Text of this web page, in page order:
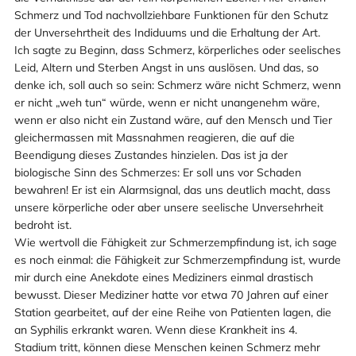
Schmerz und Tod nachvollziehbare Funktionen für den Schutz
der Unversehrtheit des Indiduums und die Erhaltung der Art.
Ich sagte zu Beginn, dass Schmerz, körperliches oder seelisches
Leid, Altern und Sterben Angst in uns auslösen. Und das, so
denke ich, soll auch so sein: Schmerz wäre nicht Schmerz, wenn
er nicht „weh tun“ würde, wenn er nicht unangenehm wäre,
wenn er also nicht ein Zustand wäre, auf den Mensch und Tier
gleichermassen mit Massnahmen reagieren, die auf die
Beendigung dieses Zustandes hinzielen. Das ist ja der
biologische Sinn des Schmerzes: Er soll uns vor Schaden
bewahren! Er ist ein Alarmsignal, das uns deutlich macht, dass
unsere körperliche oder aber unsere seelische Unversehrheit
bedroht ist.
Wie wertvoll die Fähigkeit zur Schmerzempfindung ist, ich sage
es noch einmal: die Fähigkeit zur Schmerzempfindung ist, wurde
mir durch eine Anekdote eines Mediziners einmal drastisch
bewusst. Dieser Mediziner hatte vor etwa 70 Jahren auf einer
Station gearbeitet, auf der eine Reihe von Patienten lagen, die
an Syphilis erkrankt waren. Wenn diese Krankheit ins 4.
Stadium tritt, können diese Menschen keinen Schmerz mehr